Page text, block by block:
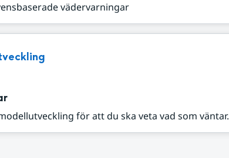
vädervarningar
för att du ska veta vad som väntar.